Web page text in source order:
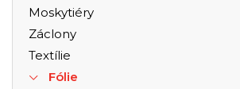
Moskytiéry
Záclony
Textílie
Fólie